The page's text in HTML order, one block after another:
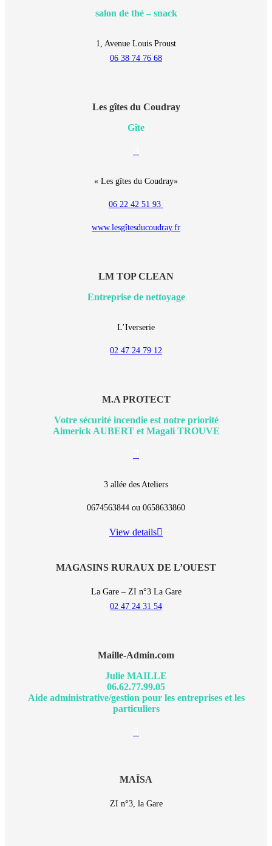
salon de thé – snack
1, Avenue Louis Proust
06 38 74 76 68
Les gîtes du Coudray
Gîte
« Les gîtes du Coudray»
06 22 42 51 93
www.lesgîtesducoudray.fr
LM TOP CLEAN
Entreprise de nettoyage
L’Iverserie
02 47 24 79 12
M.A PROTECT
Votre sécurité incendie est notre priorité
Aimerick AUBERT et Magali TROUVE
3 allée des Ateliers
0674563844 ou 0658633860
View details
MAGASINS RURAUX DE L’OUEST
La Gare – ZI n°3 La Gare
02 47 24 31 54
Maille-Admin.com
Julie MAILLE
06.62.77.99.05
Aide administrative/gestion pour les entreprises et les
particuliers
MAÏSA
ZI n°3, la Gare